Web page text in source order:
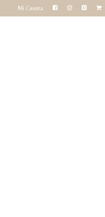
Mi Cuenta